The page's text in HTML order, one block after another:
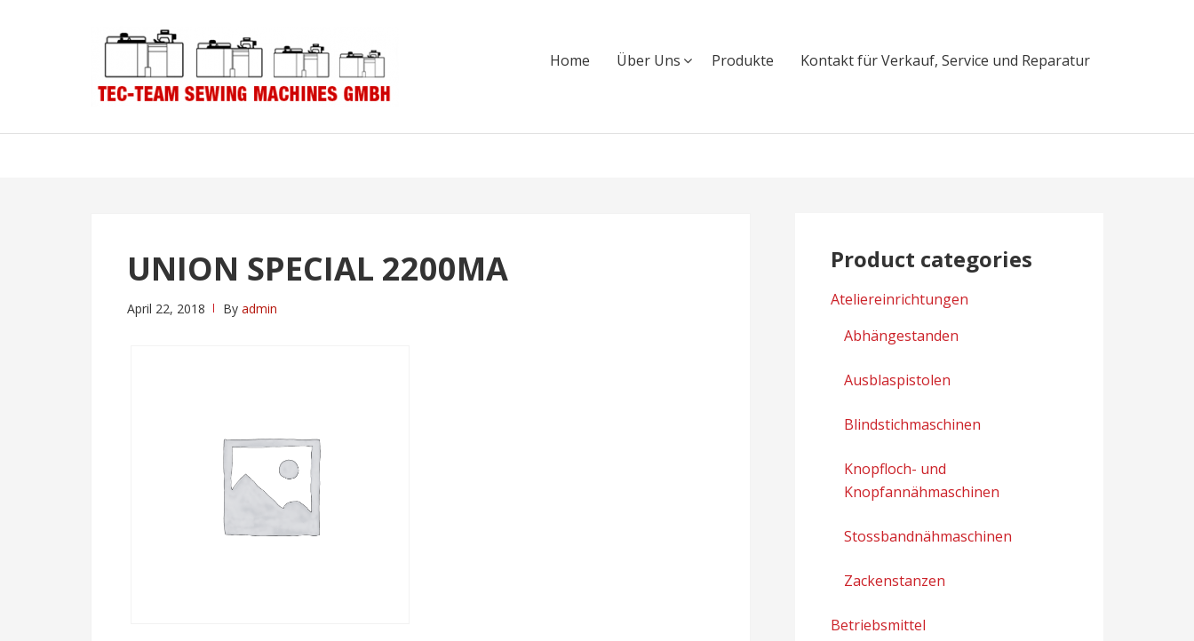
navigation
Home Über Uns Produkte Kontakt für Verkauf, Service und Reparatur
UNION SPECIAL 2200MA
April 22, 2018 By admin
Product categories
Ateliereinrichtungen
Abhängestanden
Ausblaspistolen
Blindstichmaschinen
Knopfloch- und
Knopfannähmaschinen
Stossbandnähmaschinen
Zackenstanzen
Betriebsmittel